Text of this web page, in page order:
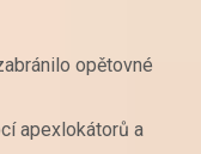
opětovné
apexlokátorů a